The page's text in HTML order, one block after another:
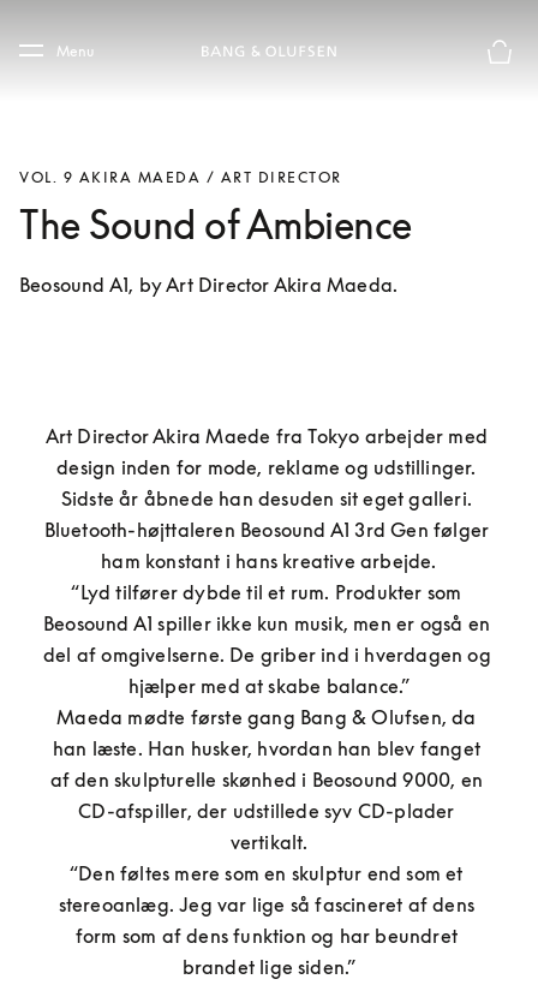
Skip to main footer
Menu
VOL. 9 AKIRA MAEDA / ART DIRECTOR
The Sound of Ambience
Beosound A1, by Art Director Akira Maeda.
Art Director Akira Maede fra Tokyo arbejder med
design inden for mode, reklame og udstillinger.
Sidste år åbnede han desuden sit eget galleri.
Bluetooth-højttaleren Beosound A1 3rd Gen følger
ham konstant i hans kreative arbejde.
“Lyd tilfører dybde til et rum. Produkter som
Beosound A1 spiller ikke kun musik, men er også en
del af omgivelserne. De griber ind i hverdagen og
hjælper med at skabe balance.”
Maeda mødte første gang Bang & Olufsen, da
han læste. Han husker, hvordan han blev fanget
af den skulpturelle skønhed i Beosound 9000, en
CD-afspiller, der udstillede syv CD-plader
vertikalt.
“Den føltes mere som en skulptur end som et
stereoanlæg. Jeg var lige så fascineret af dens
form som af dens funktion og har beundret
brandet lige siden.”